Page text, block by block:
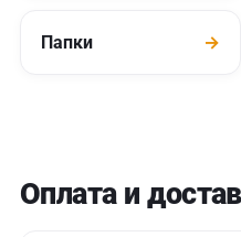
Папки →
Оплата и